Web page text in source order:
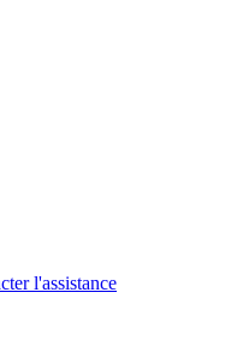
l'assistance